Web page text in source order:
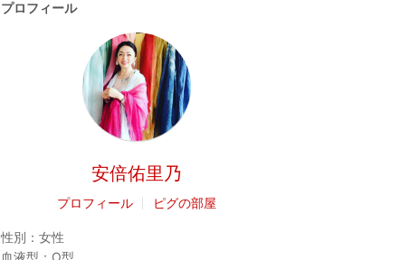
プロフィール
安倍佑里乃
プロフィール ピグの部屋
性別： 女性
血液型： O型